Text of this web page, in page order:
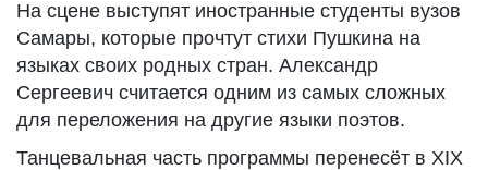
На сцене выступят иностранные студенты вузов
Самары, которые прочтут стихи Пушкина на
языках своих родных стран. Александр
Сергеевич считается одним из самых сложных
для переложения на другие языки поэтов.
Танцевальная часть программы перенесёт в XIX